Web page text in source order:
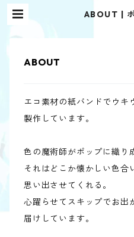
ABOUT |
ABOUT
エコ素材の紙バンドでウキ
製作しています。
色の魔術師がポップに織り
それはどこか懐かしい色合
思い出させてくれる。
心躍らせてスキップでお出
届けしています。